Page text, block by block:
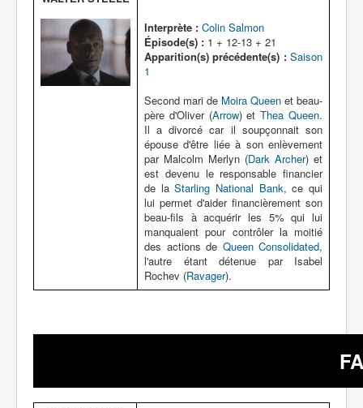
Interprète : Colin Salmon
Épisode(s) : 1 + 12-13 + 21
Apparition(s) précédente(s) : Saison
1
Second mari de Moira Queen et beau-
père d'Oliver (Arrow) etThea Queen.
Il a divorcé car il soupçonnait son
épouse d'être liée à son enlèvement
par Malcolm Merlyn (Dark Archer) et
est devenu le responsable financier
de laStarling National Bank, ce qui
lui permet d'aider financièrement son
beau-fils à acquérir les 5% qui lui
manquaient pour contrôler la moitié
des actions de Queen Consolidated,
l'autre étant détenue par Isabel
Rochev (Ravager).